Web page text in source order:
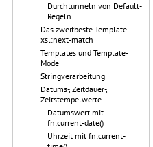
Durchtunneln von Default-
Regeln
Das zweitbeste Template –
xsl:next-match
Templates und Template-
Mode
Stringverarbeitung
Datums-, Zeitdauer-,
Zeitstempelwerte
Datumswert mit
fn:current-date()
Uhrzeit mit fn:current-